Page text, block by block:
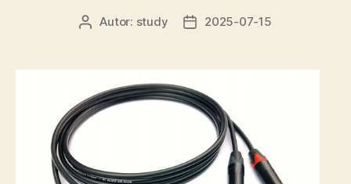
AutorAutor: study
Data2025-07-15